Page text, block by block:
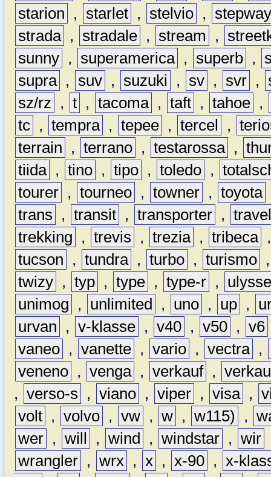
starion
, starlet , stelvio ,
strada , stradale , stream ,
sunny , superamerica , superb ,
supra , suv , suzuki , sv , svr ,
sz/rz
, t , tacoma , taft , tahoe ,
tc , tempra , tepee , tercel ,
terrain
, terrano , testarossa ,
tiida , tino , tipo , toledo ,
tourer , tourneo , towner , toyota
trans
, transit , transporter ,
trekking
, trevis , trezia , tribeca
tucson
, tundra , turbo , turismo
twizy , typ , type , type-r ,
unimog
, unlimited , uno , up ,
urvan
, v-klasse , v40 , v50 , v6
vaneo , vanette , vario , vectra ,
veneno , venga , verkauf ,
, verso-s , viano , viper , visa ,
volt , volvo , vw , w , w115) ,
wer , will , wind , windstar , wir
wrangler , wrx , x , x-90 , x-